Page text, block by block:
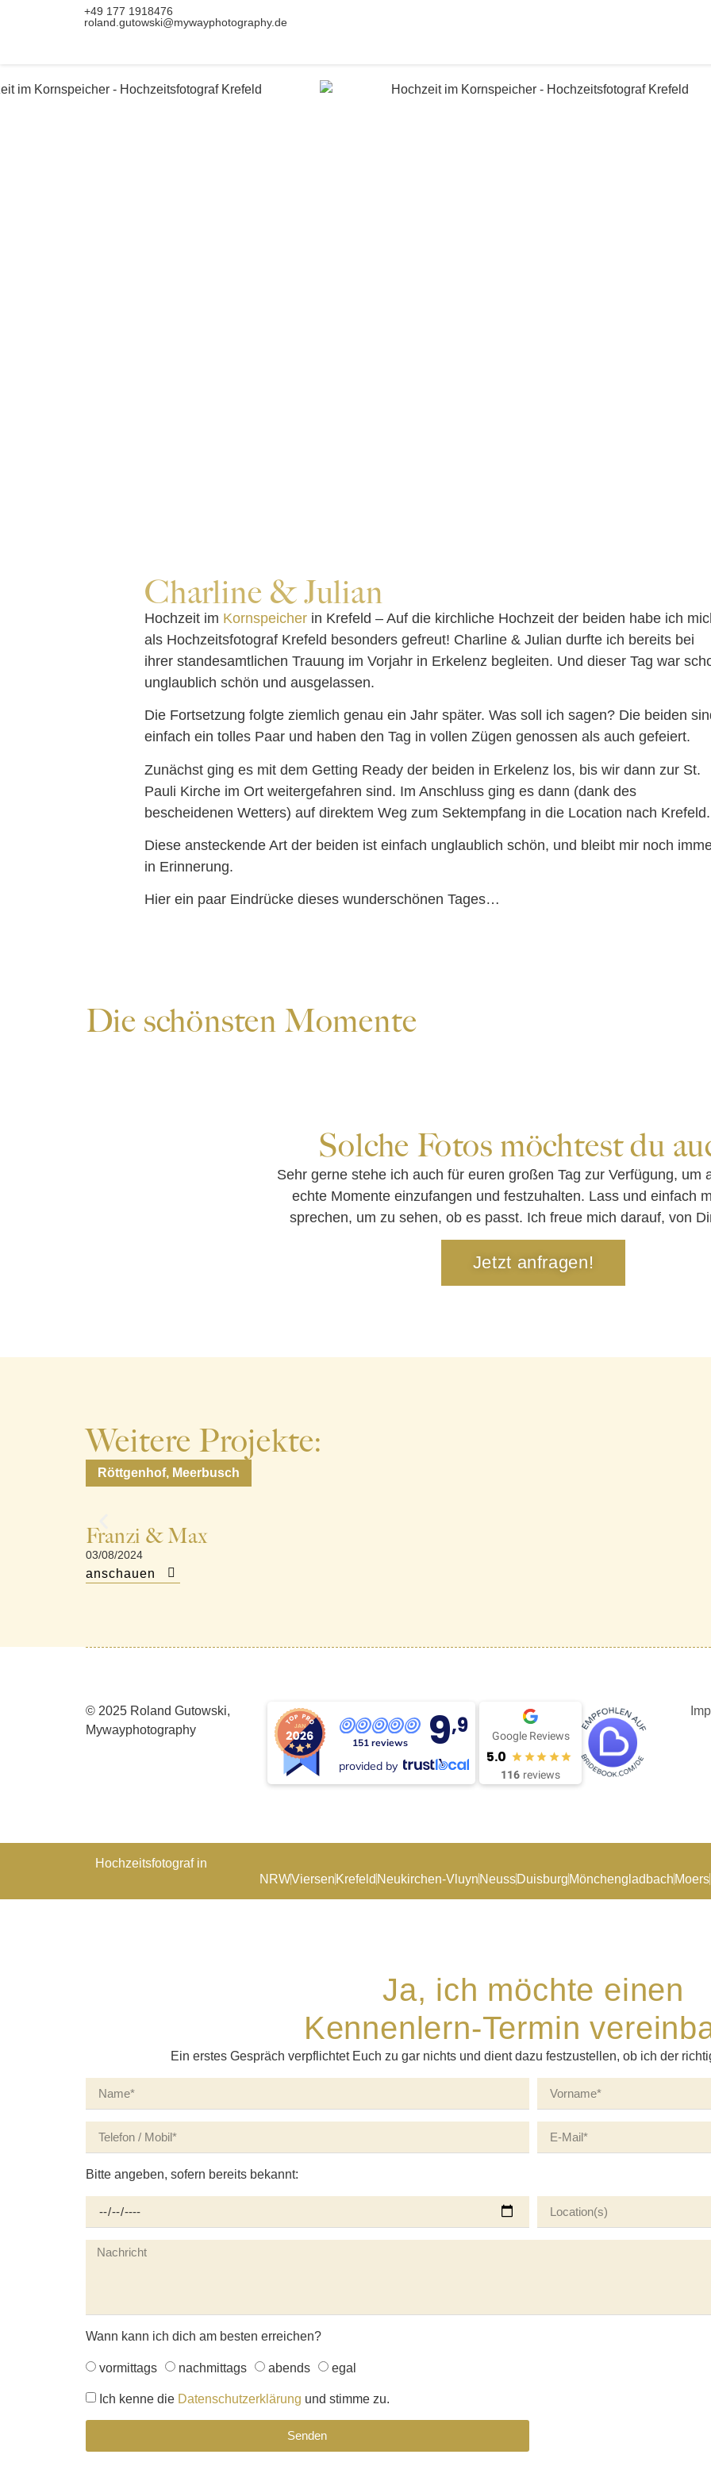
+49 177 1918476
roland.gutowski@mywayphotography.de
Charline & Julian
Hochzeit im Kornspeicher in Krefeld – Auf die kirchliche Hochzeit der beiden habe ich
als Hochzeitsfotograf Krefeld besonders gefreut! Charline & Julian durfte ich bereits bei
ihrer standesamtlichen Trauung im Vorjahr in Erkelenz begleiten. Und dieser Tag war
unglaublich schön und ausgelassen.
Die Fortsetzung folgte ziemlich genau ein Jahr später. Was soll ich sagen? Die beiden
einfach ein tolles Paar und haben den Tag in vollen Zügen genossen als auch gefeiert.
Zunächst ging es mit dem Getting Ready der beiden in Erkelenz los, bis wir dann zur St.
Pauli Kirche im Ort weitergefahren sind. Im Anschluss ging es dann (dank des
bescheidenen Wetters) auf direktem Weg zum Sektempfang in die Location nach Krefeld.
Diese ansteckende Art der beiden ist einfach unglaublich schön, und bleibt mir noch
in Erinnerung.
Hier ein paar Eindrücke dieses wunderschönen Tages…
Die schönsten Momente
Solche Fotos möchtest du
Sehr gerne stehe ich auch für euren großen Tag zur Verfügung, um
echte Momente einzufangen und festzuhalten. Lass und einfach
sprechen, um zu sehen, ob es passt. Ich freue mich darauf, von
Jetzt anfragen!
Weitere Projekte:
Röttgenhof, Meerbusch
Franzi & Max
03/08/2024
anschauen
© 2025 Roland Gutowski,
Mywayphotography
151 reviews 9,9
provided by
Google Reviews
5.0
116 reviews
Hochzeitsfotograf in
NRWViersen Krefeld Neukirchen-Vluyn Neuss Duisburg Mönchengladbach Moers
Ja, ich möchte einen
Kennenlern-Termin
Ein erstes Gespräch verpflichtet Euch zu gar nichts und dient dazu festzustellen, ob ich der
Bitte angeben, sofern bereits bekannt:
Wann kann ich dich am besten erreichen?
vormittags nachmittags abends egal
Ich kenne die Datenschutzerklärung und stimme zu.
Senden